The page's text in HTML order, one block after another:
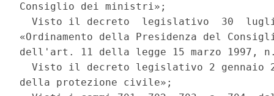
Consiglio dei ministri»;
Visto il decreto  legislativo  30
«Ordinamento della Presidenza del
dell'art. 11 della legge 15 marzo 1997,
Visto il decreto legislativo 2 gennaio
della protezione civile»;